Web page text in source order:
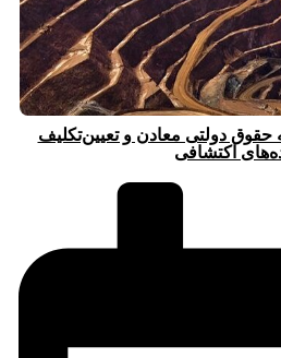
حقوق دولتی معادن و تعیین‌تکلیف
اکتشافی